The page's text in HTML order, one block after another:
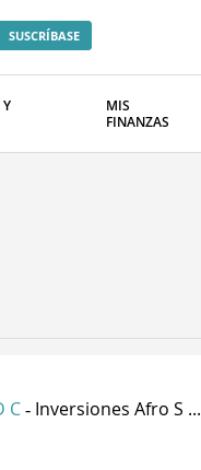
SUSCRÍBASE
MIS
FINANZAS
C - Inversiones Afro S ...